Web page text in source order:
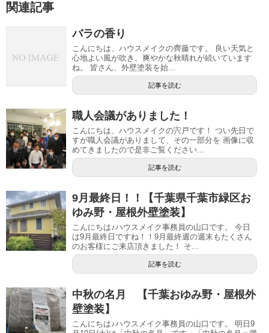
関連記事
バラの香り
こんにちは、ハウスメイクの齊藤です。 良い天気と
心地よい風が吹き、爽やかな秋晴れが続いています
ね。 皆さん、外壁塗装を始...
記事を読む
職人会議がありました！
こんにちは、ハウスメイクの宍戸です！ つい先日で
すが職人会議がありまして、その一部分を 画像に収
めてきましたので是非ご覧ください...
記事を読む
9月最終日！！【千葉県千葉市緑区お
ゆみ野・屋根外壁塗装】
こんにちは♪ハウスメイク事務員の山口です。 今日
は9月最終日ですね！！9月最終週の週末もたくさん
のお客様にご来店頂きました！ そ...
記事を読む
中秋の名月 【千葉おゆみ野・屋根外
壁塗装】
こんにちは♪ハウスメイク事務員の山口です。 明日9